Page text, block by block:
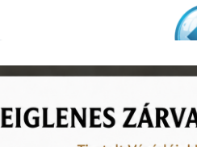
képgalériabemutatkozásüzleteink